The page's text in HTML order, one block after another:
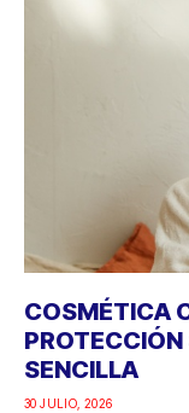
COSMÉTICA
SENCILLA
30 JULIO, 2026